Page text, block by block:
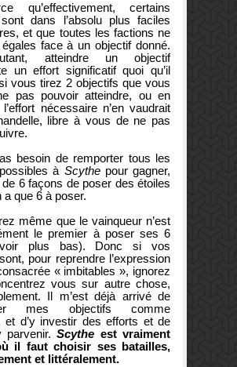
qu’effectivement, certains
dans l’absolu plus faciles
et que toutes les factions ne
face à un objectif donné.
atteindre un objectif
un effort significatif quoi qu’il
vous tirez 2 objectifs que vous
pas pouvoir atteindre, ou en
nécessaire n’en vaudrait
libre à vous de ne pas
besoin de remporter tous les
à Scythepour gagner,
6 façons de poser des étoiles
a que 6 à poser.
même que le vainqueur n’est
le premier à poser ses 6
plus bas). Donc si vos
pour reprendre l’expression
« imbitables », ignorez
vous sur autre chose,
Il m’est déjà arrivé de
mes objectifs comme
et d’y investir des efforts et de
parvenir.Scythe est vraiment
il faut choisir ses batailles,
et littéralement.